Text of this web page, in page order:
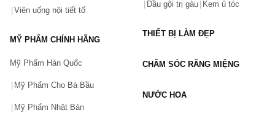
Sản phẩm tiêu biểu mà bạn có thể tham khảo như:
Brauer Baby & Child Stomach Calm
Hiện nay, người dùng Việt không khó để mua sản phẩm Brauer
Úc chính hãng, tuy nhiên với sự cạnh tranh cao nên có rất nhiều
đơn vị kinh doanh hàng giả, hàng kém chất lượng ảnh hưởng đến
sức khỏe người tiêu dùng.
Viên uống nội tiết tố
MỸ PHẨM CHÍNH HÃNG
Mỹ Phẩm Hàn Quốc
Mỹ Phẩm Cho Bà Bầu
Mỹ Phẩm Nhật Bản
Dầu gội trị gàu Kem ủ tóc
THIẾT BỊ LÀM ĐẸP
CHĂM SÓC RĂNG MIỆNG
NƯỚC HOA